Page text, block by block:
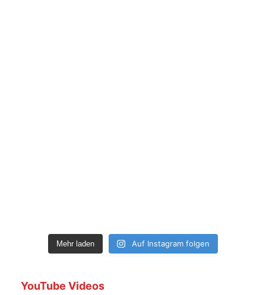
Mehr laden Auf Instagram folgen
YouTube Videos